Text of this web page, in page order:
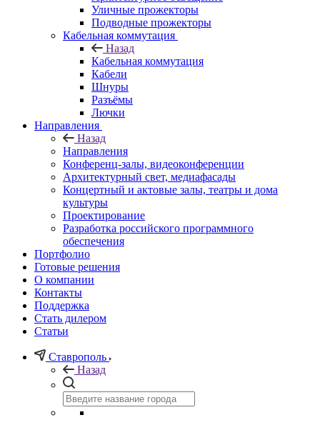
Уличные прожекторы
Подводные прожекторы
Кабельная коммутация
Назад
Кабельная коммутация
Кабели
Шнуры
Разъёмы
Лючки
Направления
Назад
Направления
Конференц-залы, видеоконференции
Архитектурный свет, медиафасады
Концертный и актовые залы, театры и дома
культуры
Проектирование
Разработка российского программного
обеспечения
Портфолио
Готовые решения
О компании
Контакты
Поддержка
Стать дилером
Статьи
Ставрополь
Назад